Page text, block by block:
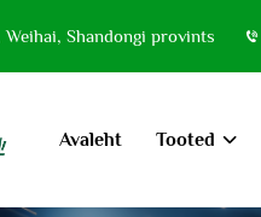
Weihai, Shandongi provints
Avaleht Tooted